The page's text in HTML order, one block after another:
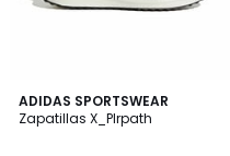
ADIDAS SPORTSWEAR
Zapatillas X_Plrpath
4,8
/ 5